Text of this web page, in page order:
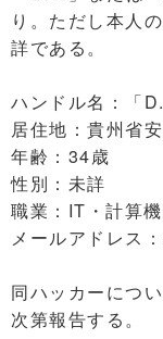
り。ただし本人
詳である。
ハンドル名：「
居住地：貴州省
年齢：34歳
性別：未詳
職業：IT・計算
メールアドレス
同ハッカーにつ
次第報告する。